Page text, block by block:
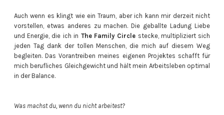
Auch wenn es klingt wie ein Traum, aber ich kann mir derzeit nicht
vorstellen, etwas anderes zu machen. Die geballte Ladung Liebe
und Energie, die ich in The Family Circle stecke, multipliziert sich
jeden Tag dank der tollen Menschen, die mich auf diesem Weg
begleiten. Das Vorantreiben meines eigenen Projektes schafft für
mich berufliches Gleichgewicht und hält mein Arbeitsleben optimal
in der Balance.
Was machst du, wenn du nicht arbeitest?